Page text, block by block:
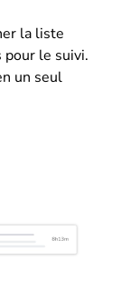
la liste
le suivi.
un seul